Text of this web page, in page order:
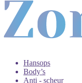
Hansops
Body’s
Anti - scheur